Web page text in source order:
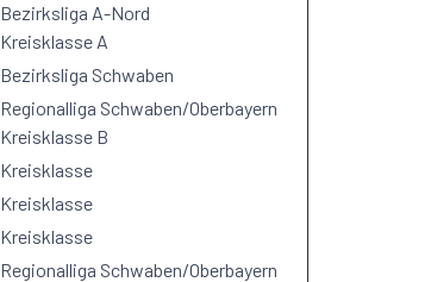
Bezirksliga A-Nord
Kreisklasse A
Bezirksliga Schwaben
Regionalliga Schwaben/Oberbayern
Kreisklasse B
Kreisklasse
Kreisklasse
Kreisklasse
Regionalliga Schwaben/Oberbayern